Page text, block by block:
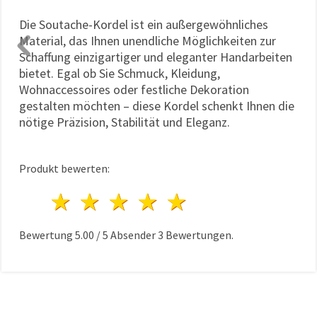
Die Soutache-Kordel ist ein außergewöhnliches
Material, das Ihnen unendliche Möglichkeiten zur
Schaffung einzigartiger und eleganter Handarbeiten
bietet. Egal ob Sie Schmuck, Kleidung,
Wohnaccessoires oder festliche Dekoration
gestalten möchten – diese Kordel schenkt Ihnen die
nötige Präzision, Stabilität und Eleganz.
Produkt bewerten:
4 Sterne
3 Sterne
2 Sterne
1 Stern
Bewertung 5.00 /5 Absender3 Bewertungen.